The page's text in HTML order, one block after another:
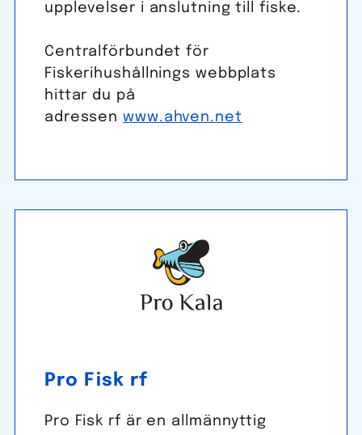
upplevelser i anslutning till fiske.
Centralförbundet för
Fiskerihushållnings webbplats
hittar du på
adressenwww.ahven.net
Pro Fisk rf
Pro Fisk rf är en allmännyttig